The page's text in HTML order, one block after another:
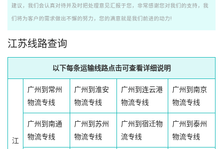
建议，我们会认真对待并及时把处理意见汇报于您，非常感谢您对我们的支持，我
们将为客户的需求做出不懈的努力，您的满意就是我们前进的动力!
江苏线路查询
以下每条运输线路点击可查看详细说明
江
广州到常州
物流专线
广州到淮安
物流专线
广州到连云港
物流专线
广州到南京
物流专线
广州到南通
物流专线
广州到苏州
物流专线
广州到宿迁物
流专线
广州到泰州
物流专线